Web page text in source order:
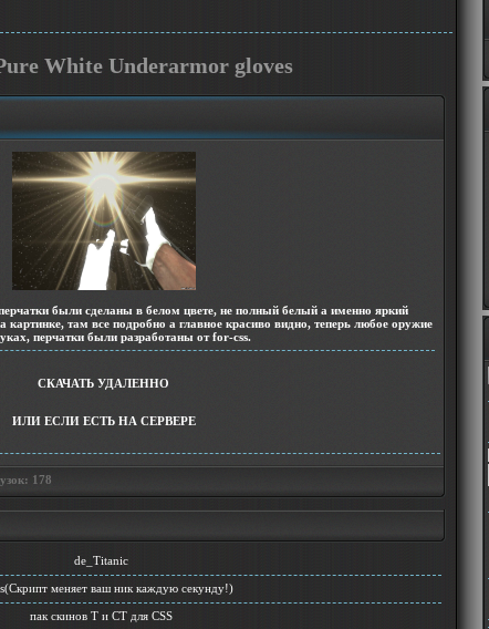
White Underarmor gloves
были сделаны в белом цвете, не полный белый а именно яркий
картинке, там все подробно а главное красиво видно, теперь любое оружие
перчатки были разработаны от for-css.
СКАЧАТЬ УДАЛЕННО
ИЛИ ЕСЛИ ЕСТЬ НА СЕРВЕРЕ
178
de_Titanic
меняет ваш ник каждую секунду!)
пак скинов T и CT для CSS